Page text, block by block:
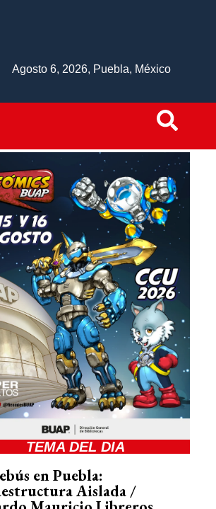
Agosto 6, 2026, Puebla, México
TEMA DEL DIA
en Puebla:
Aislada /